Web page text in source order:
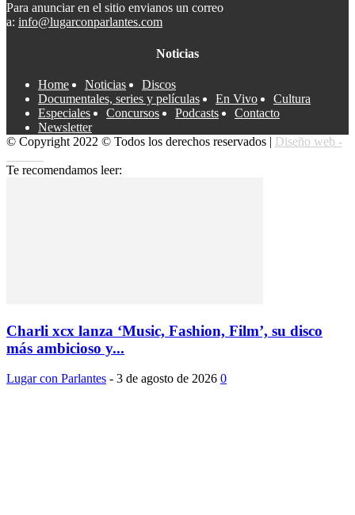
Para anunciar en el sitio envianos un correo
a: info@lugarconparlantes.com
Noticias
Home Noticias
Discos
Documentales, series y películas
En Vivo
Cultura
Especiales
Concursos Podcasts
Contacto
Newsletter
© Copyright 2022 © Todos los derechos reservados | Diseño web -
Te recomendamos leer:
Charli xcx lanza ‘Music, Fashion, Film’, su disco
más ambicioso y...
Lugar con Parlantes - 3 de agosto de 2026 0